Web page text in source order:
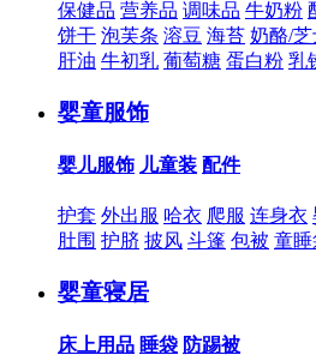
保健品 营养品 调味品 牛奶粉
饼干 泡芙条 溶豆 海苔 奶酪/芝
肝油 牛初乳 葡萄糖 蛋白粉 乳
婴童服饰
婴儿服饰 儿童装 配件
护套 外出服 哈衣 爬服 连身衣
肚围 护脐 披风 斗篷 包被 童睡
婴童寝居
床上用品 睡袋 防踢被